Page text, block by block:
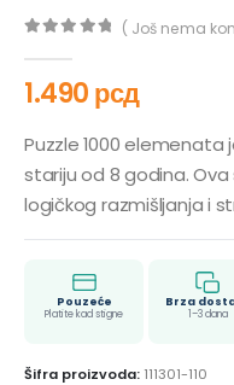
( Još nema
1.490рсд
Puzzle 1000
stariju od 8 godina.
logičkog razmišljanja i
Pouzeće
Platite kad stigne
Brza
1–3 dana
Šifra proizvoda: 111301-110